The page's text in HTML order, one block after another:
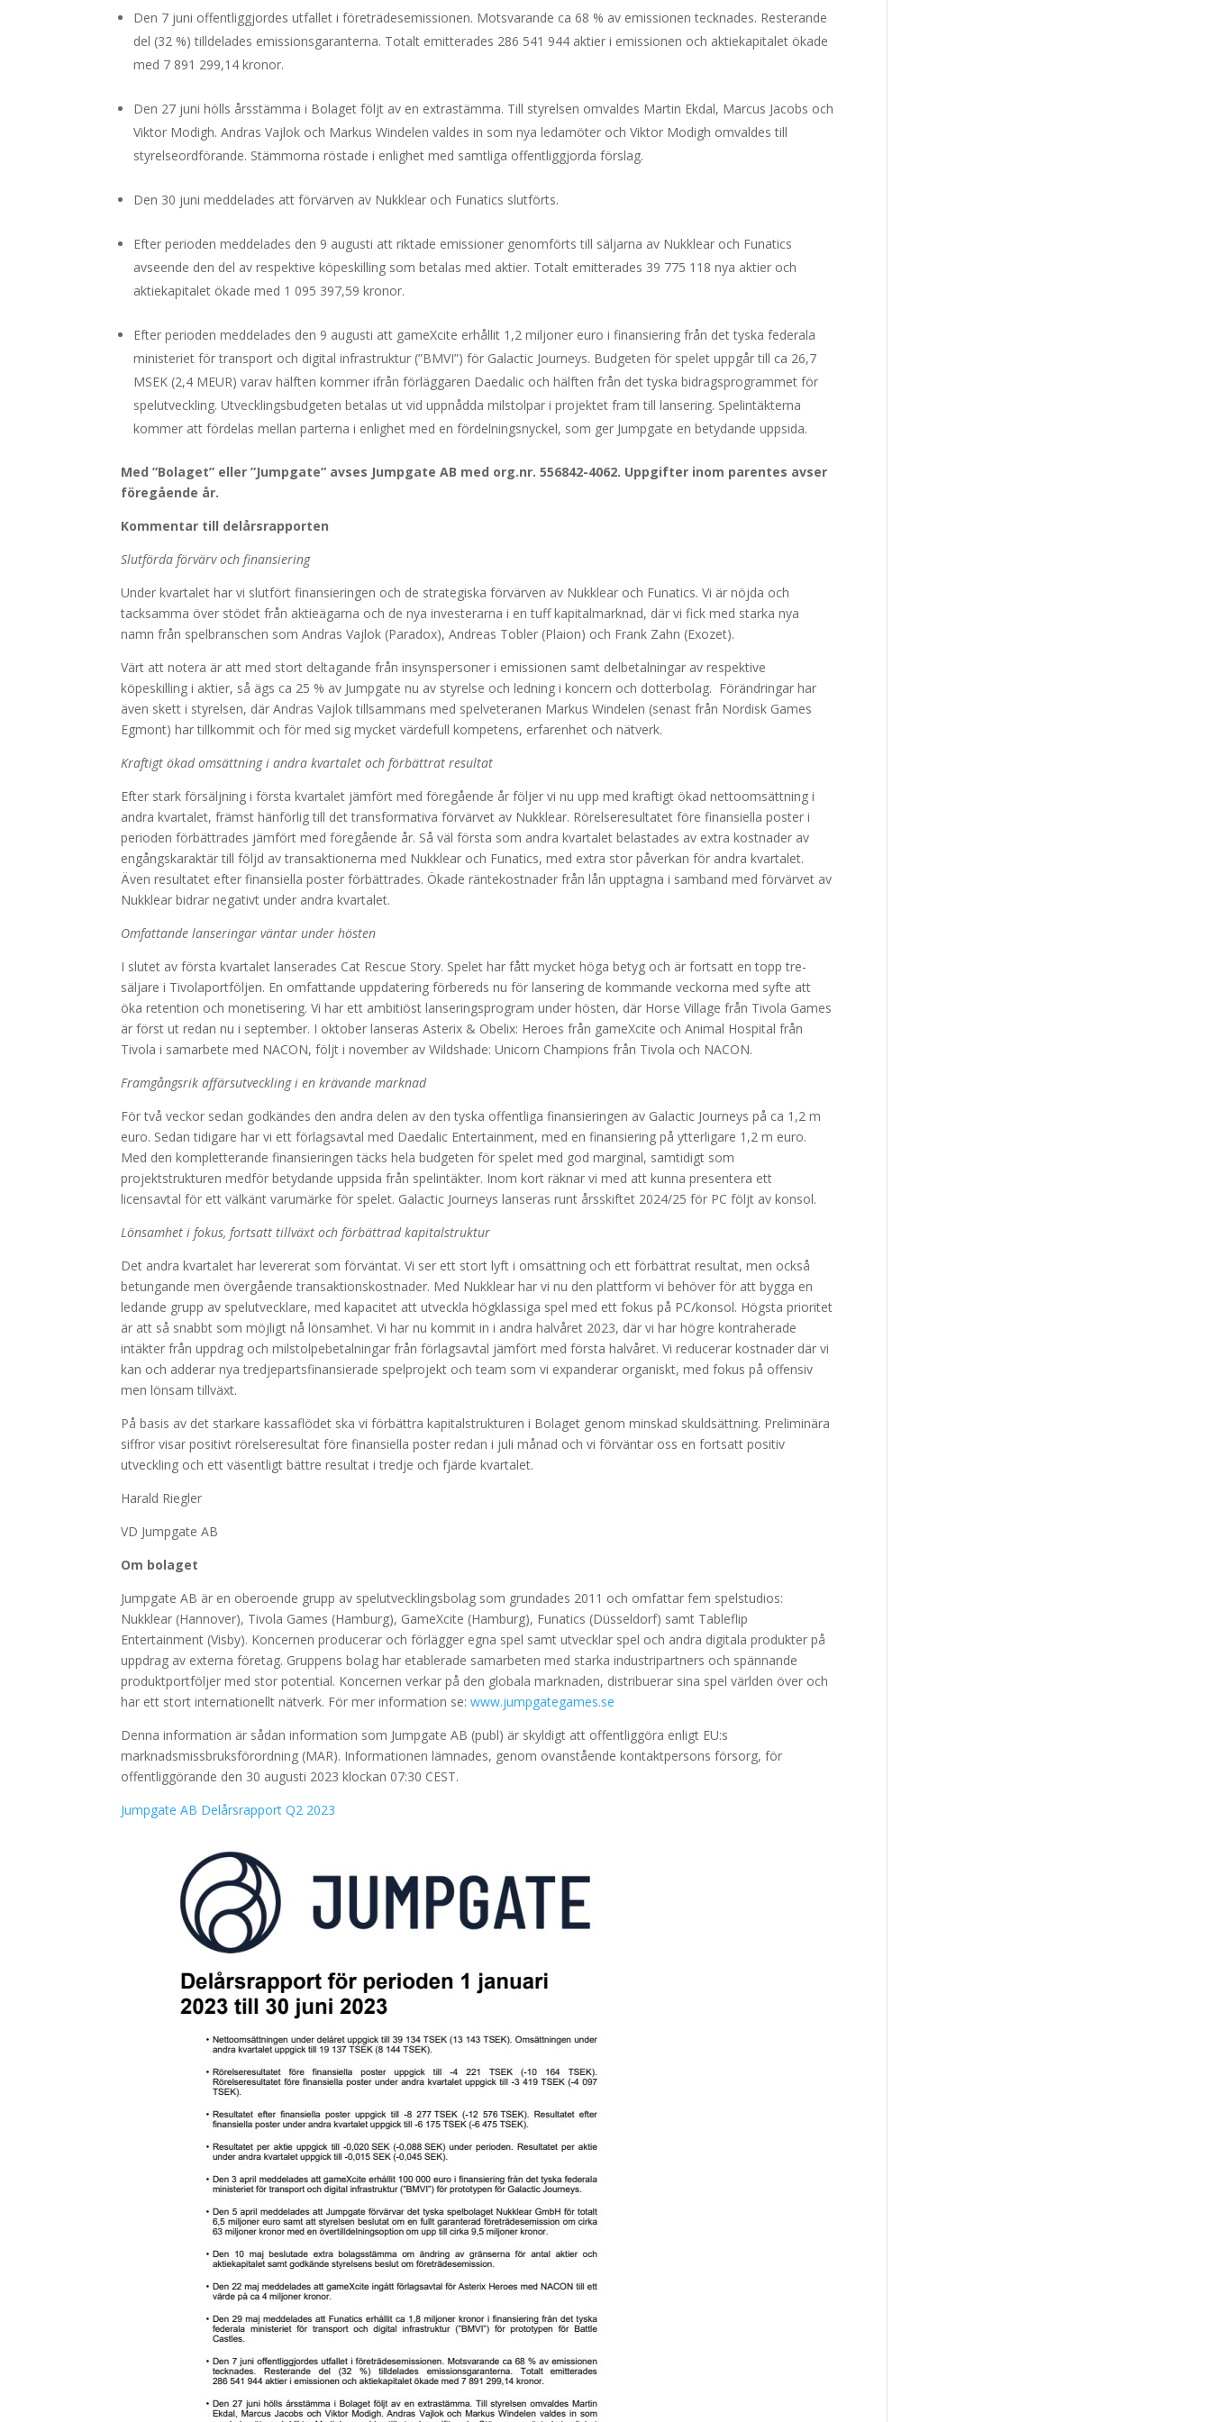
Den 7 juni offentliggjordes utfallet i företrädesemissionen. Motsvarande ca 68 % av emissionen tecknades. Resterande
del (32 %) tilldelades emissionsgaranterna. Totalt emitterades 286 541 944 aktier i emissionen och aktiekapitalet ökade
med 7 891 299,14 kronor.
Den 27 juni hölls årsstämma i Bolaget följt av en extrastämma. Till styrelsen omvaldes Martin Ekdal, Marcus Jacobs och
Viktor Modigh. Andras Vajlok och Markus Windelen valdes in som nya ledamöter och Viktor Modigh omvaldes till
styrelseordförande. Stämmorna röstade i enlighet med samtliga offentliggjorda förslag.
Den 30 juni meddelades att förvärven av Nukklear och Funatics slutförts.
Efter perioden meddelades den 9 augusti att riktade emissioner genomförts till säljarna av Nukklear och Funatics
avseende den del av respektive köpeskilling som betalas med aktier. Totalt emitterades 39 775 118 nya aktier och
aktiekapitalet ökade med 1 095 397,59 kronor.
Efter perioden meddelades den 9 augusti att gameXcite erhållit 1,2 miljoner euro i finansiering från det tyska federala
ministeriet för transport och digital infrastruktur (”BMVI”) för Galactic Journeys. Budgeten för spelet uppgår till ca 26,7
MSEK (2,4 MEUR) varav hälften kommer ifrån förläggaren Daedalic och hälften från det tyska bidragsprogrammet för
spelutveckling. Utvecklingsbudgeten betalas ut vid uppnådda milstolpar i projektet fram till lansering. Spelintäkterna
kommer att fördelas mellan parterna i enlighet med en fördelningsnyckel, som ger Jumpgate en betydande uppsida.
Med ”Bolaget” eller ”Jumpgate” avses Jumpgate AB med org.nr. 556842-4062. Uppgifter inom parentes avser
föregående år.
Kommentar till delårsrapporten
Slutförda förvärv och finansiering
Under kvartalet har vi slutfört finansieringen och de strategiska förvärven av Nukklear och Funatics. Vi är nöjda och
tacksamma över stödet från aktieägarna och de nya investerarna i en tuff kapitalmarknad, där vi fick med starka nya
namn från spelbranschen som Andras Vajlok (Paradox), Andreas Tobler (Plaion) och Frank Zahn (Exozet).
Värt att notera är att med stort deltagande från insynspersoner i emissionen samt delbetalningar av respektive
köpeskilling i aktier, så ägs ca 25 % av Jumpgate nu av styrelse och ledning i koncern och dotterbolag. Förändringar har
även skett i styrelsen, där Andras Vajlok tillsammans med spelveteranen Markus Windelen (senast från Nordisk Games
Egmont) har tillkommit och för med sig mycket värdefull kompetens, erfarenhet och nätverk.
Kraftigt ökad omsättning i andra kvartalet och förbättrat resultat
Efter stark försäljning i första kvartalet jämfört med föregående år följer vi nu upp med kraftigt ökad nettoomsättning i
andra kvartalet, främst hänförlig till det transformativa förvärvet av Nukklear. Rörelseresultatet före finansiella poster i
perioden förbättrades jämfört med föregående år. Så väl första som andra kvartalet belastades av extra kostnader av
engångskaraktär till följd av transaktionerna med Nukklear och Funatics, med extra stor påverkan för andra kvartalet.
Även resultatet efter finansiella poster förbättrades. Ökade räntekostnader från lån upptagna i samband med förvärvet av
Nukklear bidrar negativt under andra kvartalet.
Omfattande lanseringar väntar under hösten
I slutet av första kvartalet lanserades Cat Rescue Story. Spelet har fått mycket höga betyg och är fortsatt en topp tre-
säljare i Tivolaportföljen. En omfattande uppdatering förbereds nu för lansering de kommande veckorna med syfte att
öka retention och monetisering. Vi har ett ambitiöst lanseringsprogram under hösten, där Horse Village från Tivola Games
är först ut redan nu i september. I oktober lanseras Asterix & Obelix: Heroes från gameXcite och Animal Hospital från
Tivola i samarbete med NACON, följt i november av Wildshade: Unicorn Champions från Tivola och NACON.
Framgångsrik affärsutveckling i en krävande marknad
För två veckor sedan godkändes den andra delen av den tyska offentliga finansieringen av Galactic Journeys på ca 1,2 m
euro. Sedan tidigare har vi ett förlagsavtal med Daedalic Entertainment, med en finansiering på ytterligare 1,2 m euro.
Med den kompletterande finansieringen täcks hela budgeten för spelet med god marginal, samtidigt som
projektstrukturen medför betydande uppsida från spelintäkter. Inom kort räknar vi med att kunna presentera ett
licensavtal för ett välkänt varumärke för spelet. Galactic Journeys lanseras runt årsskiftet 2024/25 för PC följt av konsol.
Lönsamhet i fokus, fortsatt tillväxt och förbättrad kapitalstruktur
Det andra kvartalet har levererat som förväntat. Vi ser ett stort lyft i omsättning och ett förbättrat resultat, men också
betungande men övergående transaktionskostnader. Med Nukklear har vi nu den plattform vi behöver för att bygga en
ledande grupp av spelutvecklare, med kapacitet att utveckla högklassiga spel med ett fokus på PC/konsol. Högsta prioritet
är att så snabbt som möjligt nå lönsamhet. Vi har nu kommit in i andra halvåret 2023, där vi har högre kontraherade
intäkter från uppdrag och milstolpebetalningar från förlagsavtal jämfört med första halvåret. Vi reducerar kostnader där vi
kan och adderar nya tredjepartsfinansierade spelprojekt och team som vi expanderar organiskt, med fokus på offensiv
men lönsam tillväxt.
På basis av det starkare kassaflödet ska vi förbättra kapitalstrukturen i Bolaget genom minskad skuldsättning. Preliminära
siffror visar positivt rörelseresultat före finansiella poster redan i juli månad och vi förväntar oss en fortsatt positiv
utveckling och ett väsentligt bättre resultat i tredje och fjärde kvartalet.
Harald Riegler
VD Jumpgate AB
Om bolaget
Jumpgate AB är en oberoende grupp av spelutvecklingsbolag som grundades 2011 och omfattar fem spelstudios:
Nukklear (Hannover), Tivola Games (Hamburg), GameXcite (Hamburg), Funatics (Düsseldorf) samt Tableflip
Entertainment (Visby). Koncernen producerar och förlägger egna spel samt utvecklar spel och andra digitala produkter på
uppdrag av externa företag. Gruppens bolag har etablerade samarbeten med starka industripartners och spännande
produktportföljer med stor potential. Koncernen verkar på den globala marknaden, distribuerar sina spel världen över och
har ett stort internationellt nätverk. För mer information se:www.jumpgategames.se
Denna information är sådan information som Jumpgate AB (publ) är skyldigt att offentliggöra enligt EU:s
marknadsmissbruksförordning (MAR). Informationen lämnades, genom ovanstående kontaktpersons försorg, för
offentliggörande den 30 augusti 2023 klockan 07:30 CEST.
Jumpgate AB Delårsrapport Q2 2023